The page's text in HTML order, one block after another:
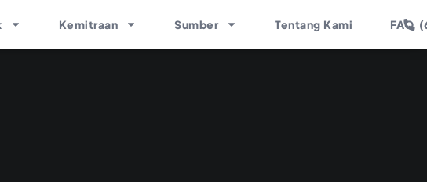
Kemitraan Sumber Tentang Kami FAQ